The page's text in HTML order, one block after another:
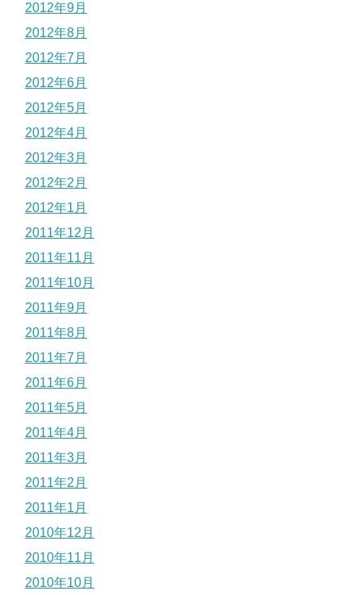
2012年9月
2012年8月
2012年7月
2012年6月
2012年5月
2012年4月
2012年3月
2012年2月
2012年1月
2011年12月
2011年11月
2011年10月
2011年9月
2011年8月
2011年7月
2011年6月
2011年5月
2011年4月
2011年3月
2011年2月
2011年1月
2010年12月
2010年11月
2010年10月